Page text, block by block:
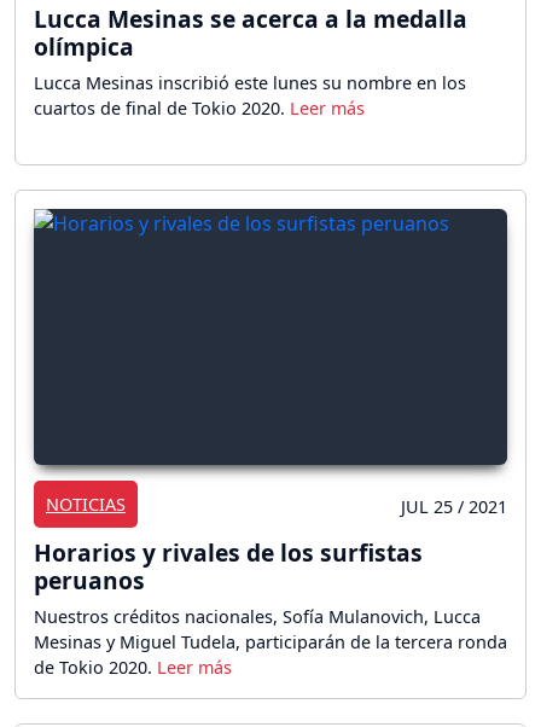
Lucca Mesinas se acerca a la medalla
olímpica
Lucca Mesinas inscribió este lunes su nombre en los
cuartos de final de Tokio 2020.
NOTICIAS JUL 25 / 2021
Horarios y rivales de los surfistas
peruanos
Nuestros créditos nacionales, Sofía Mulanovich, Lucca
Mesinas y Miguel Tudela, participarán de la tercera ronda
de Tokio 2020.